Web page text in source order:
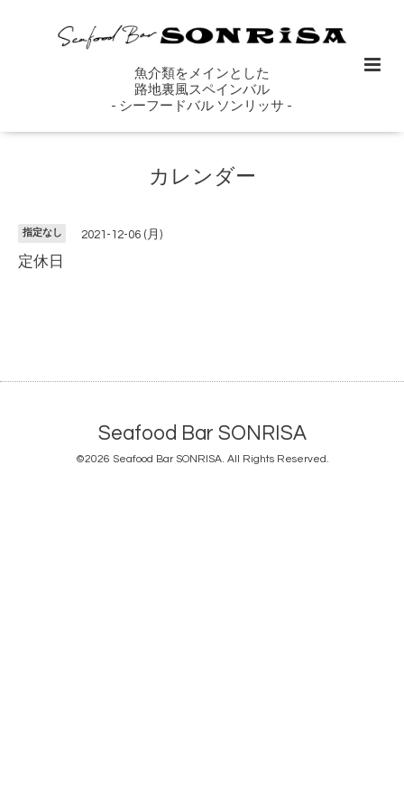
魚介類をメインとした
路地裏風スペインバル
- シーフードバル ソンリッサ -
カレンダー
指定なし 2021-12-06 (月)
定休日
Seafood Bar SONRISA
©2026 Seafood Bar SONRISA. All Rights Reserved.